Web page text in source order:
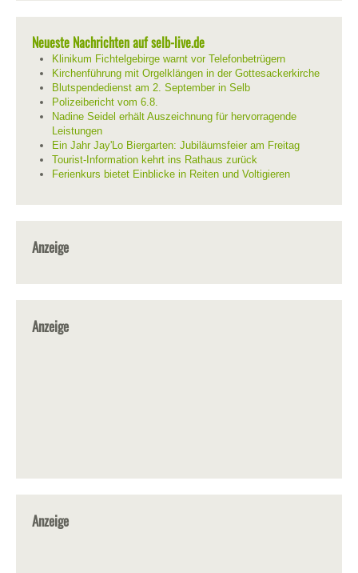
Neueste Nachrichten auf selb-live.de
Klinikum Fichtelgebirge warnt vor Telefonbetrügern
Kirchenführung mit Orgelklängen in der Gottesackerkirche
Blutspendedienst am 2. September in Selb
Polizeibericht vom 6.8.
Nadine Seidel erhält Auszeichnung für hervorragende
Leistungen
Ein Jahr Jay'Lo Biergarten: Jubiläumsfeier am Freitag
Tourist-Information kehrt ins Rathaus zurück
Ferienkurs bietet Einblicke in Reiten und Voltigieren
Anzeige
Anzeige
Anzeige